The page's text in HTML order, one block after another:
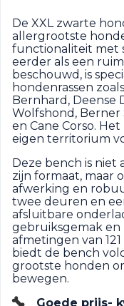
De XXL zwarte
allergrootste
functionaliteit met
eerder als een
beschouwd, is
hondenrassen
Bernhard, Deense
Wolfshond,
en Cane Corso.
eigen territorium
Deze bench is
zijn formaat, maar
afwerking en
twee deuren en
afsluitbare
gebruiksgemak
afmetingen van 121
biedt de bench
grootste honden
bewegen.
Goede prijs-